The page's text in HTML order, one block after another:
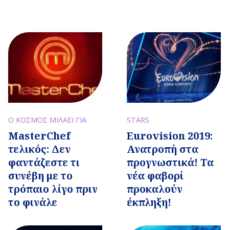
Ο ΚΟΣΜΟΣ ΜΙΛΑΕΙ ΓΙΑ
MasterChef
τελικός: Δεν
φαντάζεστε τι
συνέβη με το
τρόπαιο λίγο πριν
το φινάλε
STARS
Eurovision 2019:
Ανατροπή στα
προγνωστικά! Τα
νέα φαβορί
προκαλούν
έκπληξη!